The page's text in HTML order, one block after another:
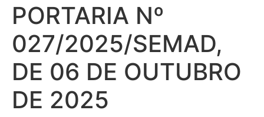
PORTARIA Nº
027/2025/SEMAD,
DE 06 DE OUTUBRO
DE 2025